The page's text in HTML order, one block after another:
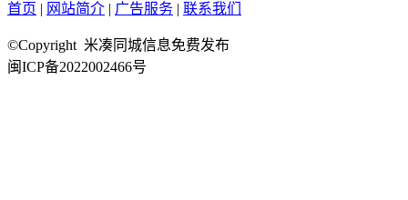
首页 | 网站简介 | 广告服务 | 联系我们
©Copyright 米凑同城信息免费发布
闽ICP备2022002466号